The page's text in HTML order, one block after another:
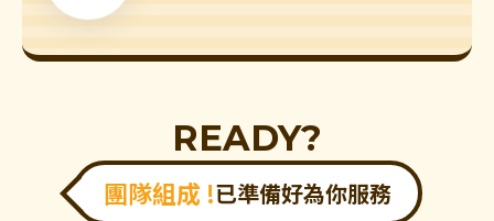
READY?
團隊組成 !已準備好為你服務